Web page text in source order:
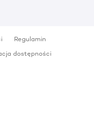
Regulamin
dostępności